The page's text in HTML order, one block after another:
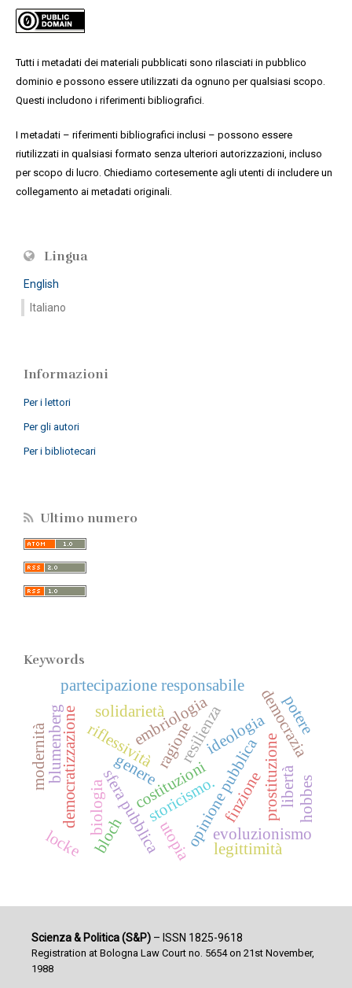
Tutti i metadati dei materiali pubblicati sono rilasciati in pubblico
dominio e possono essere utilizzati da ognuno per qualsiasi scopo.
Questi includono i riferimenti bibliografici.
I metadati – riferimenti bibliografici inclusi – possono essere
riutilizzati in qualsiasi formato senza ulteriori autorizzazioni, incluso
per scopo di lucro. Chiediamo cortesemente agli utenti di includere un
collegamento ai metadati originali.
Lingua
English
Italiano
Informazioni
Per i lettori
Per gli autori
Per i bibliotecari
Ultimo numero
Keywords
ideologia
opinione pubblica
riflessività
sfera pubblicacostituzioni
embriologia
evoluzionismo
biologia storicismo.
solidarietà resilienza democrazia
partecipazione responsabile
prostituzione
democratizzazione genere
utopia
bloch
finzione
blumenberg
libertà
ragione
locke
hobbes
potere
modernità
legittimità
Scienza & Politica (S&P)– ISSN 1825-9618
Registration at Bologna Law Court no. 5654 on 21st November,
1988